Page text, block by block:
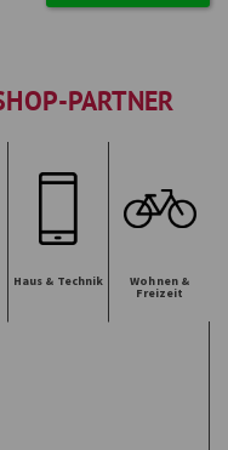
PARTNER
Haus & Technik Wohnen &
Freizeit